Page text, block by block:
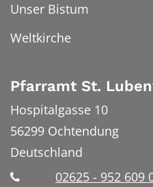
Unser Bistum
Weltkirche
Pfarramt St.
Hospitalgasse 10
56299 Ochtendung
Deutschland
02625 - 952 609